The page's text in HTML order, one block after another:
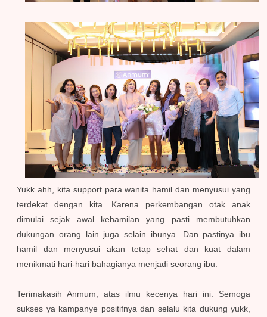
Yukk ahh, kita support para wanita hamil dan menyusui yang
terdekat dengan kita. Karena perkembangan otak anak
dimulai sejak awal kehamilan yang pasti membutuhkan
dukungan orang lain juga selain ibunya. Dan pastinya ibu
hamil dan menyusui akan tetap sehat dan kuat dalam
menikmati hari-hari bahagianya menjadi seorang ibu.
Terimakasih Anmum, atas ilmu kecenya hari ini. Semoga
sukses ya kampanye positifnya dan selalu kita dukung yukk,